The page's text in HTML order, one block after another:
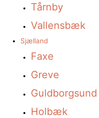
Tårnby
Vallensbæk
Sjælland
Faxe
Greve
Guldborgsund
Holbæk